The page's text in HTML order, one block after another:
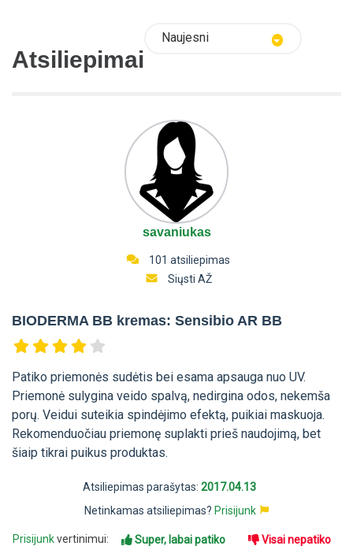
Atsiliepimai
Naujesni
savaniukas
101 atsiliepimas
Siųsti AŽ
BIODERMA BB kremas: Sensibio AR BB
Patiko priemonės sudėtis bei esama apsauga nuo UV.
Priemonė sulygina veido spalvą, nedirgina odos, nekemša
porų. Veidui suteikia spindėjimo efektą, puikiai maskuoja.
Rekomenduočiau priemonę suplakti prieš naudojimą, bet
šiaip tikrai puikus produktas.
Atsiliepimas parašytas: 2017.04.13
Netinkamas atsiliepimas? Prisijunk
Prisijunkvertinimui: Super, labai patiko Visai nepatiko